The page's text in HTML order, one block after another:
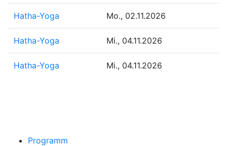
Hatha-Yoga Mo., 02.11.2026
Hatha-Yoga Mi., 04.11.2026
Hatha-Yoga Mi., 04.11.2026
Programm